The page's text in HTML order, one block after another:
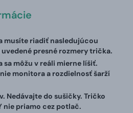
musíte riadiť nasledujúcou
presné rozmery trička.
sa môžu v reáli mierne líšiť.
monitora a rozdielnosť šarží
Nedávajte do sušičky. Tričko
nie priamo cez potlač.